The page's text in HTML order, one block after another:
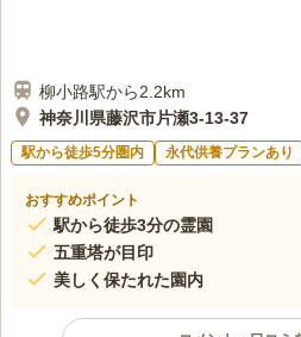
柳小路駅から2.2km
神奈川県藤沢市片瀬3-13-37
駅から徒歩5分圏内 永代供養プランあり
おすすめポイント
駅から徒歩3分の霊園
五重塔が目印
美しく保たれた園内